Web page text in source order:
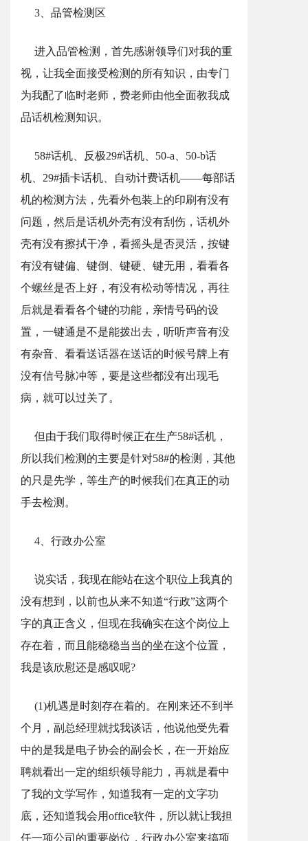
3、品管检测区
进入品管检测，首先感谢领导们对我的重
视，让我全面接受检测的所有知识，由专门
为我配了临时老师，费老师由他全面教我成
品话机检测知识。
58#话机、反极29#话机、50-a、50-b话
机、29#插卡话机、自动计费话机——每部话
机的检测方法，先看外包装上的印刷有没有
问题，然后是话机外壳有没有刮伤，话机外
壳有没有擦拭干净，看摇头是否灵活，按键
有没有键偏、键倒、键硬、键无用，看看各
个螺丝是否上好，有没有松动等情况，再往
后就是看看各个键的功能，亲情号码的设
置，一键通是不是能拨出去，听听声音有没
有杂音、看看送话器在送话的时候号牌上有
没有信号脉冲等，要是这些都没有出现毛
病，就可以过关了。
但由于我们取得时候正在生产58#话机，
所以我们检测的主要是针对58#的检测，其他
的只是先学，等生产的时候我们在真正的动
手去检测。
4、行政办公室
说实话，我现在能站在这个职位上我真的
没有想到，以前也从来不知道“行政”这两个
字的真正含义，但现在我确实在这个岗位上
存在着，而且能稳稳当当的坐在这个位置，
我是该欣慰还是感叹呢?
(1)机遇是时刻存在着的。在刚来还不到半
个月，副总经理就找我谈话，他说他受先看
中的是我是电子协会的副会长，在一开始应
聘就看出一定的组织领导能力，再就是看中
了我的文学写作，知道我有一定的文字功
底，还知道我会用office软件，所以就让我担
任一项公司的重要岗位，行政办公室来搞项